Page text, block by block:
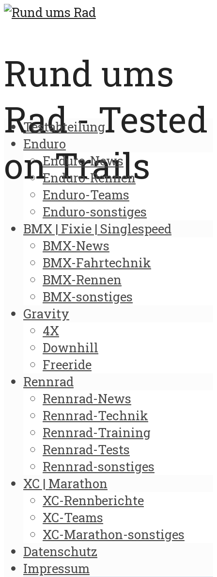
Rund ums
Rad - Tested
on Trails
Testabteilung
Enduro
Enduro-News
Enduro-Rennen
Enduro-Teams
Enduro-sonstiges
BMX | Fixie | Singlespeed
BMX-News
BMX-Fahrtechnik
BMX-Rennen
BMX-sonstiges
Gravity
4X
Downhill
Freeride
Rennrad
Rennrad-News
Rennrad-Technik
Rennrad-Training
Rennrad-Tests
Rennrad-sonstiges
XC | Marathon
XC-Rennberichte
XC-Teams
XC-Marathon-sonstiges
Datenschutz
Impressum